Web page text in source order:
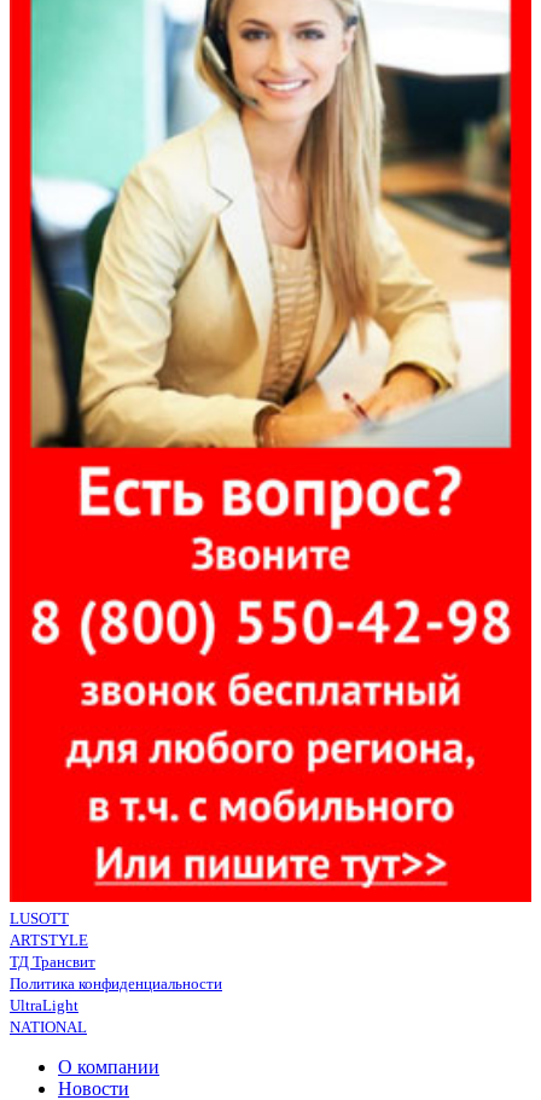
LUSOTT
ARTSTYLE
ТД Трансвит
Политика конфиденциальности
UltraLight
NATIONAL
О компании
Новости